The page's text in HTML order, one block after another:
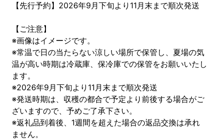
【先行予約】2026年9月下旬より11月末まで順次発送
【ご注意】
※画像はイメージです。
※常温で日の当たらない涼しい場所で保管し、夏場の気
温が高い時期は冷蔵庫、保冷庫での保管をお願いいたし
ます。
※2026年9月下旬より11月末まで順次発送
※発送時期は、収穫の都合で予定より前後する場合がご
ざいますので、予めご了承下さい。
※返礼品到着後、1週間を超えた場合の返品交換は承れ
ません。